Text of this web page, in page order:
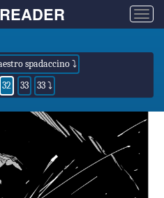
spadaccino ⤵
32 33 33 ⤵